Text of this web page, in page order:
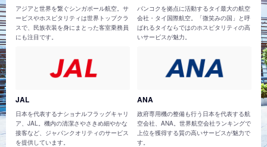
アジアと世界を繋ぐシンガポール航空。サ
ービスやホスピタリティは世界トップクラ
スで、民族衣装を身にまとった客室乗務員
にも注目です。
バンコクを拠点に活動するタイ最大の航空
会社・タイ国際航空。「微笑みの国」と呼
ばれるタイならではのホスピタリティの高
いサービスが魅力。
JAL
日本を代表するナショナルフラッグキャリ
ア、JAL。機内の清潔さやさきめ細やかな
接客など、ジャパンクオリティのサービス
を提供しています。
ANA
政府専用機の整備も行う日本を代表する航
空会社、ANA。世界航空会社ランキングで
上位を獲得する質の高いサービスが魅力で
す。